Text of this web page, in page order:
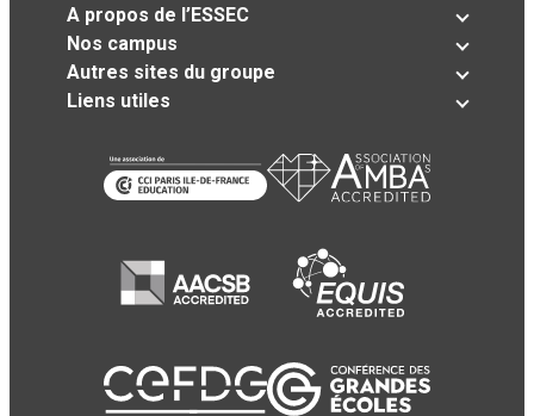
A propos de l’ESSEC
Nos campus
Autres sites du groupe
Liens utiles